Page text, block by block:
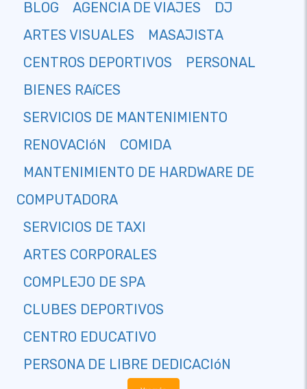
BLOG
AGENCIA DE VIAJES
DJ
ARTES VISUALES
MASAJISTA
CENTROS DEPORTIVOS
PERSONAL
BIENES RAíCES
SERVICIOS DE MANTENIMIENTO
RENOVACIóN
COMIDA
MANTENIMIENTO DE HARDWARE DE
COMPUTADORA
SERVICIOS DE TAXI
ARTES CORPORALES
COMPLEJO DE SPA
CLUBES DEPORTIVOS
CENTRO EDUCATIVO
PERSONA DE LIBRE DEDICACIóN